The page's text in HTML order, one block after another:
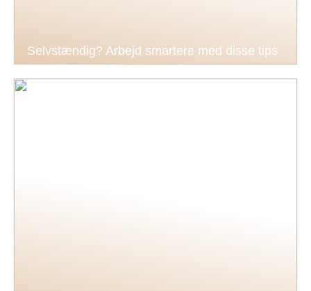
Selvstændig? Arbejd smartere med disse tips